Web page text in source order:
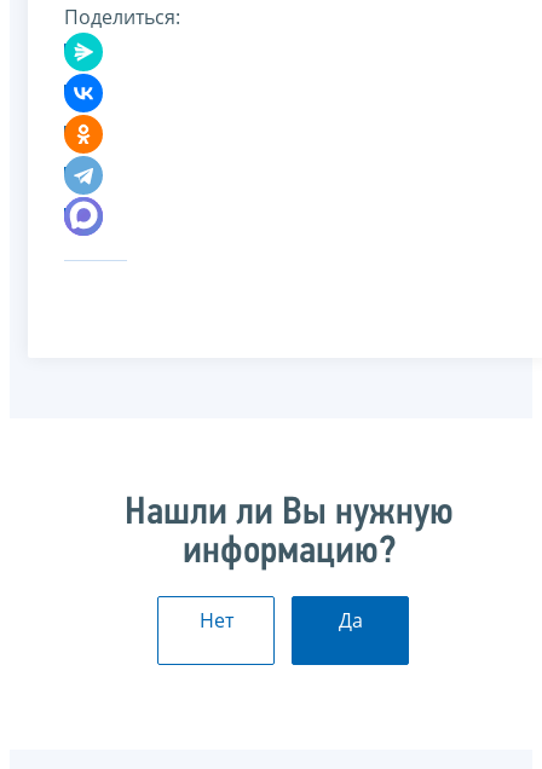
Поделиться:
Нашли ли Вы нужную
информацию?
Нет Да